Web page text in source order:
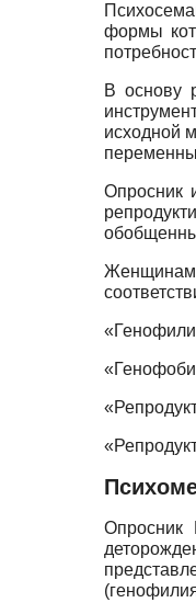
формы
В основу
исходной
Опросник
Женщинам
Опросник